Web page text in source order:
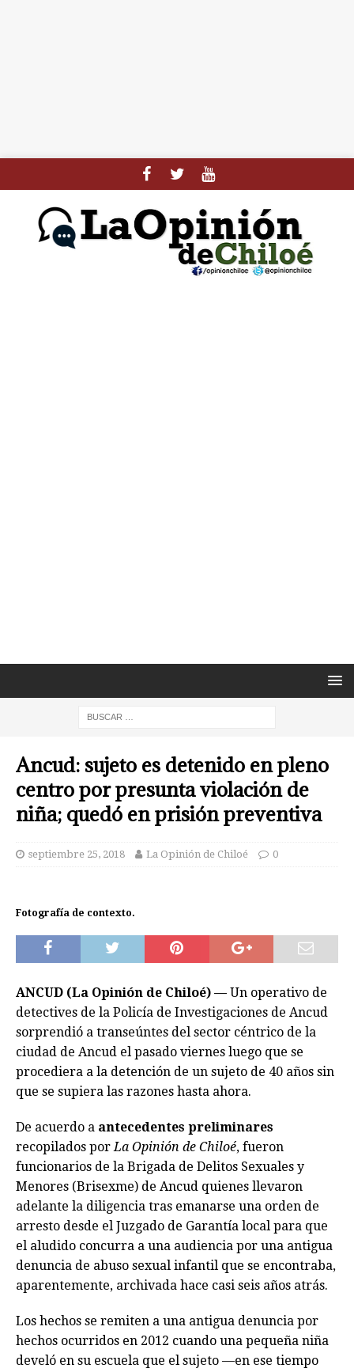
Ancud: sujeto es detenido en pleno
centro por presunta violación de
niña; quedó en prisión preventiva
septiembre 25, 2018 La Opinión de Chiloé 0
Fotografía de contexto.
ANCUD (La Opinión de Chiloé) — Un operativo de
detectives de la Policía de Investigaciones de Ancud
sorprendió a transeúntes del sector céntrico de la
ciudad de Ancud el pasado viernes luego que se
procediera a la detención de un sujeto de 40 años sin
que se supiera las razones hasta ahora.
De acuerdo a antecedentes preliminares
recopilados porLa Opinión de Chiloé, fueron
funcionarios de la Brigada de Delitos Sexuales y
Menores (Brisexme) de Ancud quienes llevaron
adelante la diligencia tras emanarse una orden de
arresto desde el Juzgado de Garantía local para que
el aludido concurra a una audiencia por una antigua
denuncia de abuso sexual infantil que se encontraba,
aparentemente, archivada hace casi seis años atrás.
Los hechos se remiten a una antigua denuncia por
hechos ocurridos en 2012 cuando una pequeña niña
develó en su escuela que el sujeto —en ese tiempo